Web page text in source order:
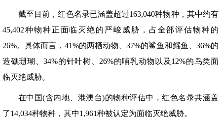
截至目前，红色名录已涵盖超过163,040种物种，其中约有
45,402种物种正面临灭绝的严峻威胁，占全部评估物种的
26%。具体而言，41%的两栖动物、37%的鲨鱼和鳐鱼、36%的
造礁珊瑚、34%的针叶树、26%的哺乳动物以及12%的鸟类面
临灭绝威胁。
在中国(含内地、港澳台)的物种评估中，红色名录共涵盖
了14,034种物种，其中1,961种被认定为面临灭绝威胁。